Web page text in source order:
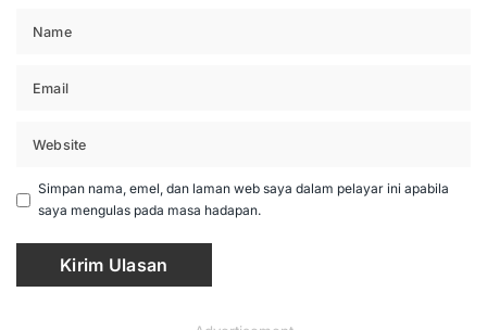
Simpan nama, emel, dan laman web saya dalam pelayar ini apabila
saya mengulas pada masa hadapan.